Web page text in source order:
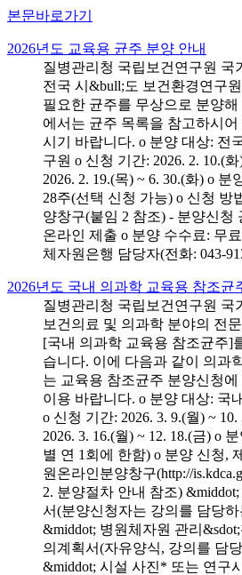
본문바로가기
2026년도 교육용 균주 분양 안내
질병관리청 국립보건연구원 국
전국 시&bull;도 보건환경연구
필요한 균주를 무상으로 분양
에서는 균주 목록을 참고하시
시기 바랍니다. o 분양 대상: 전
구원 o 신청 기간: 2026. 2. 10.(
2026. 2. 19.(목) ~ 6. 30.(화) o 분
28주(선택 신청 가능) o 신청 방
양창구(붙임 2 참조) - 분양신청
온라인 제출 o 분양 수수료: 무
체자원은행 담당자(전화: 043-
2026년도 국내 의과학 교육용 참조균
질병관리청 국립보건연구원 국
보건의료 및 의과학 분야의 전
[국내 의과학 교육용 참조균주]
습니다. 이에 다음과 같이 의과
는 교육용 참조균주 분양신청
이용 바랍니다. o 분양 대상: 국
o 신청 기간: 2026. 3. 9.(월) ~
2026. 3. 16.(월) ~ 12. 18.(금) o
별 연 1회에 한함) o 분양 신청,
원온라인분양창구(http://
2. 분양절차 안내 참조)
서(분양신청자는 강의를 담당
&middot; 병원체자원 관리
의계획서(자유양식, 강의를 담
&middot; 시설 사진* 또는 연구